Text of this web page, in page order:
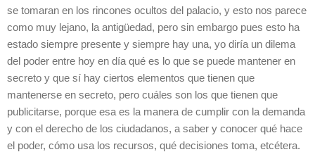
se tomaran en los rincones ocultos del palacio, y esto nos parece
como muy lejano, la antigüedad, pero sin embargo pues esto ha
estado siempre presente y siempre hay una, yo diría un dilema
del poder entre hoy en día qué es lo que se puede mantener en
secreto y que sí hay ciertos elementos que tienen que
mantenerse en secreto, pero cuáles son los que tienen que
publicitarse, porque esa es la manera de cumplir con la demanda
y con el derecho de los ciudadanos, a saber y conocer qué hace
el poder, cómo usa los recursos, qué decisiones toma, etcétera.